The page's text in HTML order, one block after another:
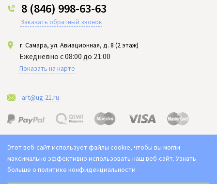
8 (846) 998-63-63
Заказать обратный звонок
г. Самара, ул. Авиационная, д. 8 (2 этаж)
Ежедневно с 08:00 до 21:00
Показать на карте
art@ug-21.ru
2021-2026 © "Юг арт" Доставка цветов в Самаре. Букет ЮГ
Этот веб-сайт использует файлы cookie, чтобы вы могли
максимально эффективно использовать наш веб-сайт. Узнать
больше о политике конфиденциальности
Выберите настройки cookie